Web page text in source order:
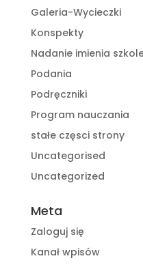
Galeria-Wycieczki
Konspekty
Nadanie imienia
Podania
Podręczniki
Program nauczania
stałe częsci strony
Uncategorised
Uncategorized
Meta
Zaloguj się
Kanał wpisów